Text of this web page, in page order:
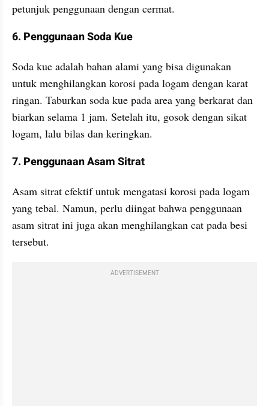
petunjuk penggunaan dengan cermat.
6. Penggunaan Soda Kue
Soda kue adalah bahan alami yang bisa digunakan
untuk menghilangkan korosi pada logam dengan karat
ringan. Taburkan soda kue pada area yang berkarat dan
biarkan selama 1 jam. Setelah itu, gosok dengan sikat
logam, lalu bilas dan keringkan.
7. Penggunaan Asam Sitrat
Asam sitrat efektif untuk mengatasi korosi pada logam
yang tebal. Namun, perlu diingat bahwa penggunaan
asam sitrat ini juga akan menghilangkan cat pada besi
tersebut.
ADVERTISEMENT